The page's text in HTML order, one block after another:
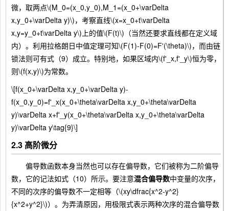
微，取两点\(M_0=(x_0,y_0),M_1=(x_0+\varDelta
x,y_0+\varDelta y)\)，考察直线\(x=x_0+t\varDelta
x,y=y_0+t\varDelta y\)上的值\(F(t)\)（当然还要求直线都在定义域
内）。利用拉格朗日中值定理可知\(F(1)-F(0)=F'(\theta)\)，而由链
锁法则可有式（9）成立。特别地，如果区域内\(f'_x,f'_y\)恒为零，
则\(f(x,y)\)为常数。
\[f(x_0+\varDelta x,y_0+\varDelta y)-
f(x_0,y_0)=f'_x(x_0+\theta\varDelta x,y_0+\theta\varDelta
y)\varDelta x+f'_y(x_0+\theta\varDelta x,y_0+\theta\varDelta
y)\varDelta y\tag{9}\]
2.3 高阶微分
偏导数函数本身当然也可以存在偏导数，它们被称为二阶偏导
数，它的记法如式（10）所示。要注意混合偏导数中变量的次序，
不同的次序的偏导数不一定相等（\(xy\dfrac{x^2-y^2}
{x^2+y^2}\)）。为弄清原因，用极限式表示两种次序的混合偏导数